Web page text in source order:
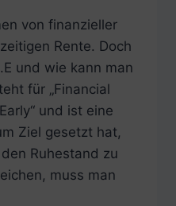
von finanzieller
Rente. Doch
und wie kann man
für „Financial
und ist eine
Ziel gesetzt hat,
Ruhestand zu
muss man